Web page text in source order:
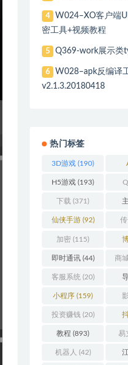
4
W024–XO客户端
密工具+视频教程
5 Q369-work展示类
6
W028–apk反编译
v2.1.3.20180418
热门标签
3D游戏 (190)
H5游戏 (193)
下载 (371)
仙侠手游(92)
加密 (115)
即时通讯(44) 商
客服系统 (20)
小程序 (159)
投资赚钱 (20)
教程 (893) 易
机器人 (42)